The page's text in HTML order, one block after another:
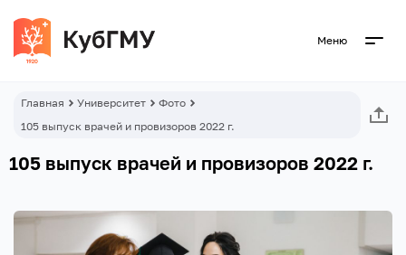
Меню
Главная Университет
Фото
105 выпуск врачей и провизоров 2022 г.
105 выпуск врачей и провизоров 2022 г.